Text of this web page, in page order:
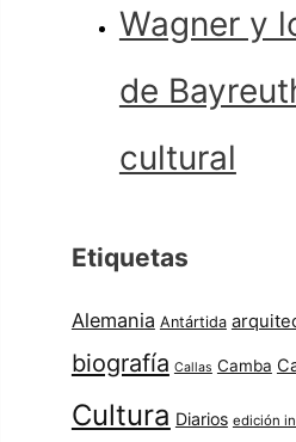
Wagner y
de
cultural
Etiquetas
Alemania Antártida
biografía Callas Camba
Cultura Diarios edición